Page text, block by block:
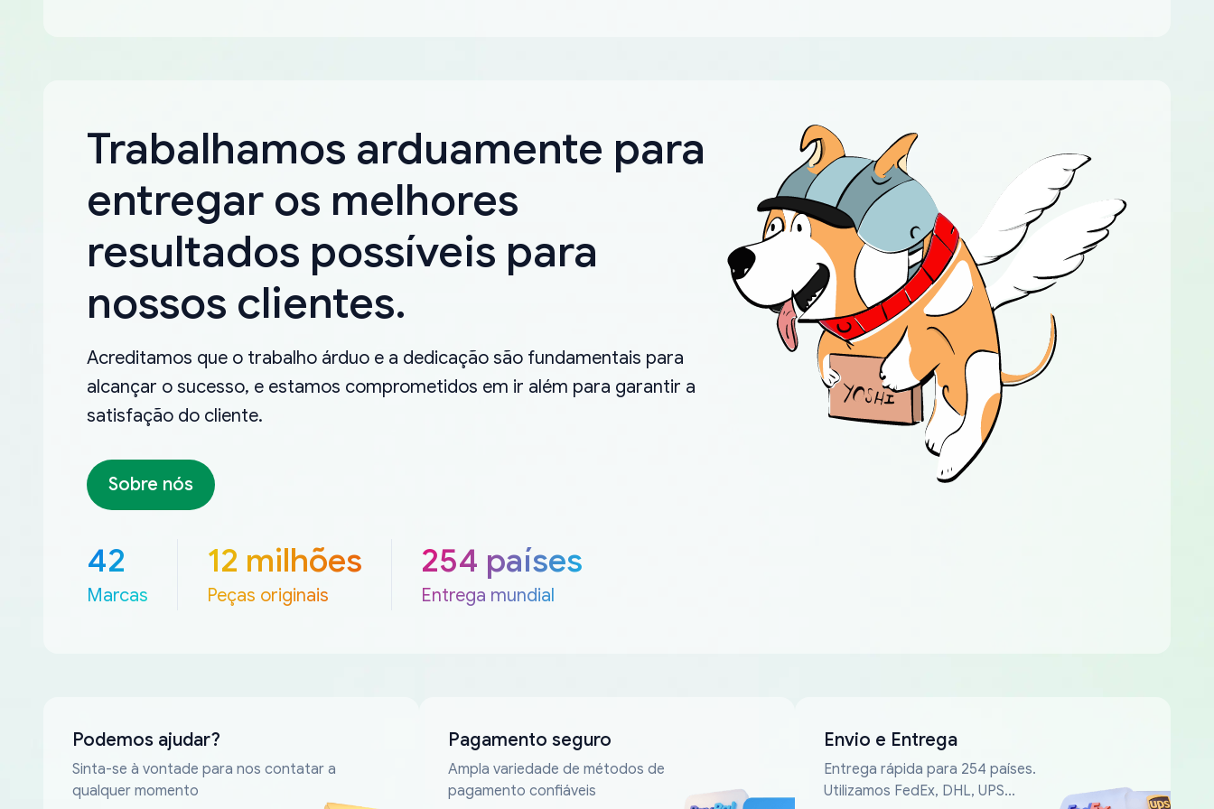
Trabalhamos arduamente para
entregar os melhores
resultados possíveis para
nossos clientes.
Acreditamos que o trabalho árduo e a dedicação são fundamentais para
alcançar o sucesso, e estamos comprometidos em ir além para garantir a
satisfação do cliente.
Sobre nós
42
Marcas
12 milhões
Peças originais
254 países
Entrega mundial
Podemos ajudar?
Sinta-se à vontade para nos contatar a
qualquer momento
Pagamento seguro
Ampla variedade de métodos de
pagamento confiáveis
Envio e Entrega
Entrega rápida para 254 países.
Utilizamos FedEx, DHL, UPS...